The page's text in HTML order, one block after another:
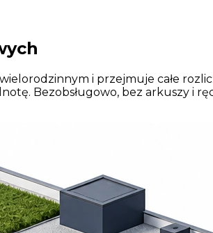
i przejmuje całe
Bezobsługowo, bez arkuszy i